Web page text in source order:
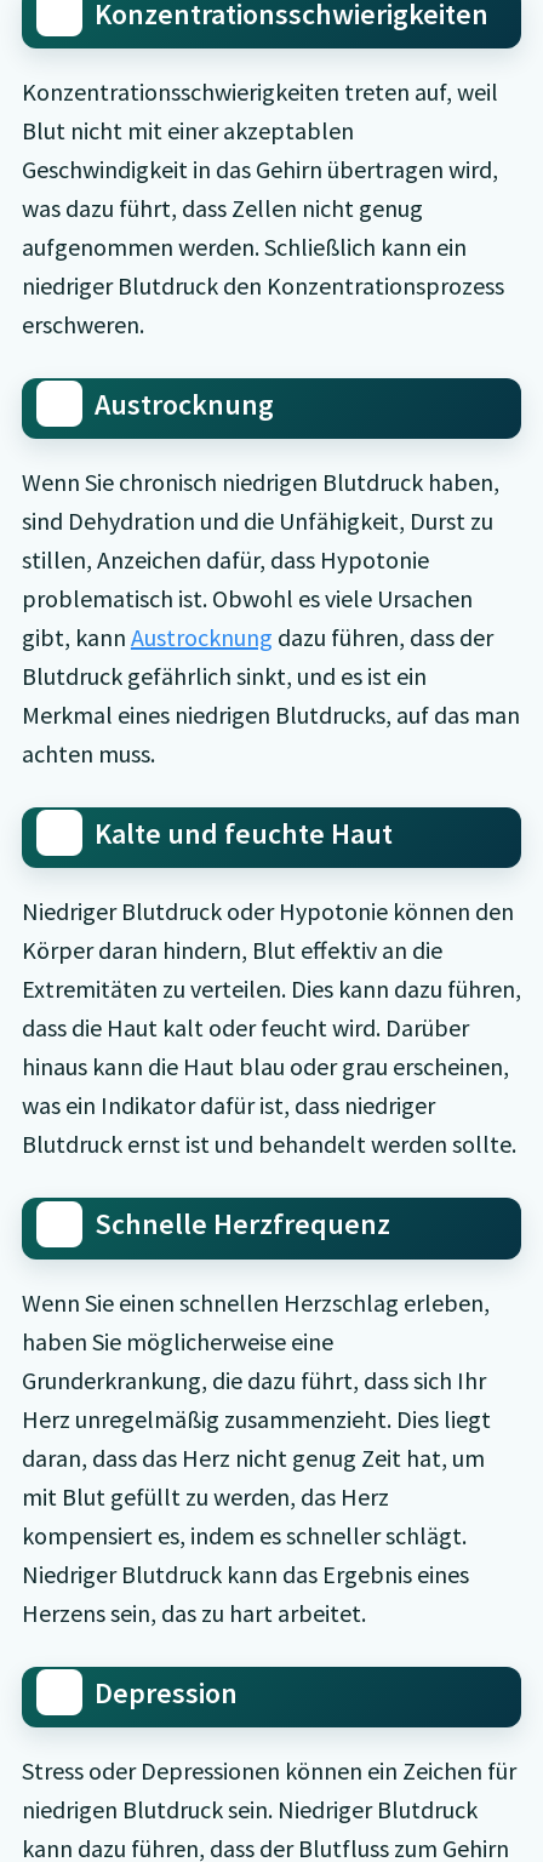
Konzentrationsschwierigkeiten
Konzentrationsschwierigkeiten treten auf, weil
Blut nicht mit einer akzeptablen
Geschwindigkeit in das Gehirn übertragen wird,
was dazu führt, dass Zellen nicht genug
aufgenommen werden. Schließlich kann ein
niedriger Blutdruck den Konzentrationsprozess
erschweren.
Austrocknung
Wenn Sie chronisch niedrigen Blutdruck haben,
sind Dehydration und die Unfähigkeit, Durst zu
stillen, Anzeichen dafür, dass Hypotonie
problematisch ist. Obwohl es viele Ursachen
gibt, kann Austrocknung dazu führen, dass der
Blutdruck gefährlich sinkt, und es ist ein
Merkmal eines niedrigen Blutdrucks, auf das man
achten muss.
Kalte und feuchte Haut
Niedriger Blutdruck oder Hypotonie können den
Körper daran hindern, Blut effektiv an die
Extremitäten zu verteilen. Dies kann dazu führen,
dass die Haut kalt oder feucht wird. Darüber
hinaus kann die Haut blau oder grau erscheinen,
was ein Indikator dafür ist, dass niedriger
Blutdruck ernst ist und behandelt werden sollte.
Schnelle Herzfrequenz
Wenn Sie einen schnellen Herzschlag erleben,
haben Sie möglicherweise eine
Grunderkrankung, die dazu führt, dass sich Ihr
Herz unregelmäßig zusammenzieht. Dies liegt
daran, dass das Herz nicht genug Zeit hat, um
mit Blut gefüllt zu werden, das Herz
kompensiert es, indem es schneller schlägt.
Niedriger Blutdruck kann das Ergebnis eines
Herzens sein, das zu hart arbeitet.
Depression
Stress oder Depressionen können ein Zeichen für
niedrigen Blutdruck sein. Niedriger Blutdruck
kann dazu führen, dass der Blutfluss zum Gehirn